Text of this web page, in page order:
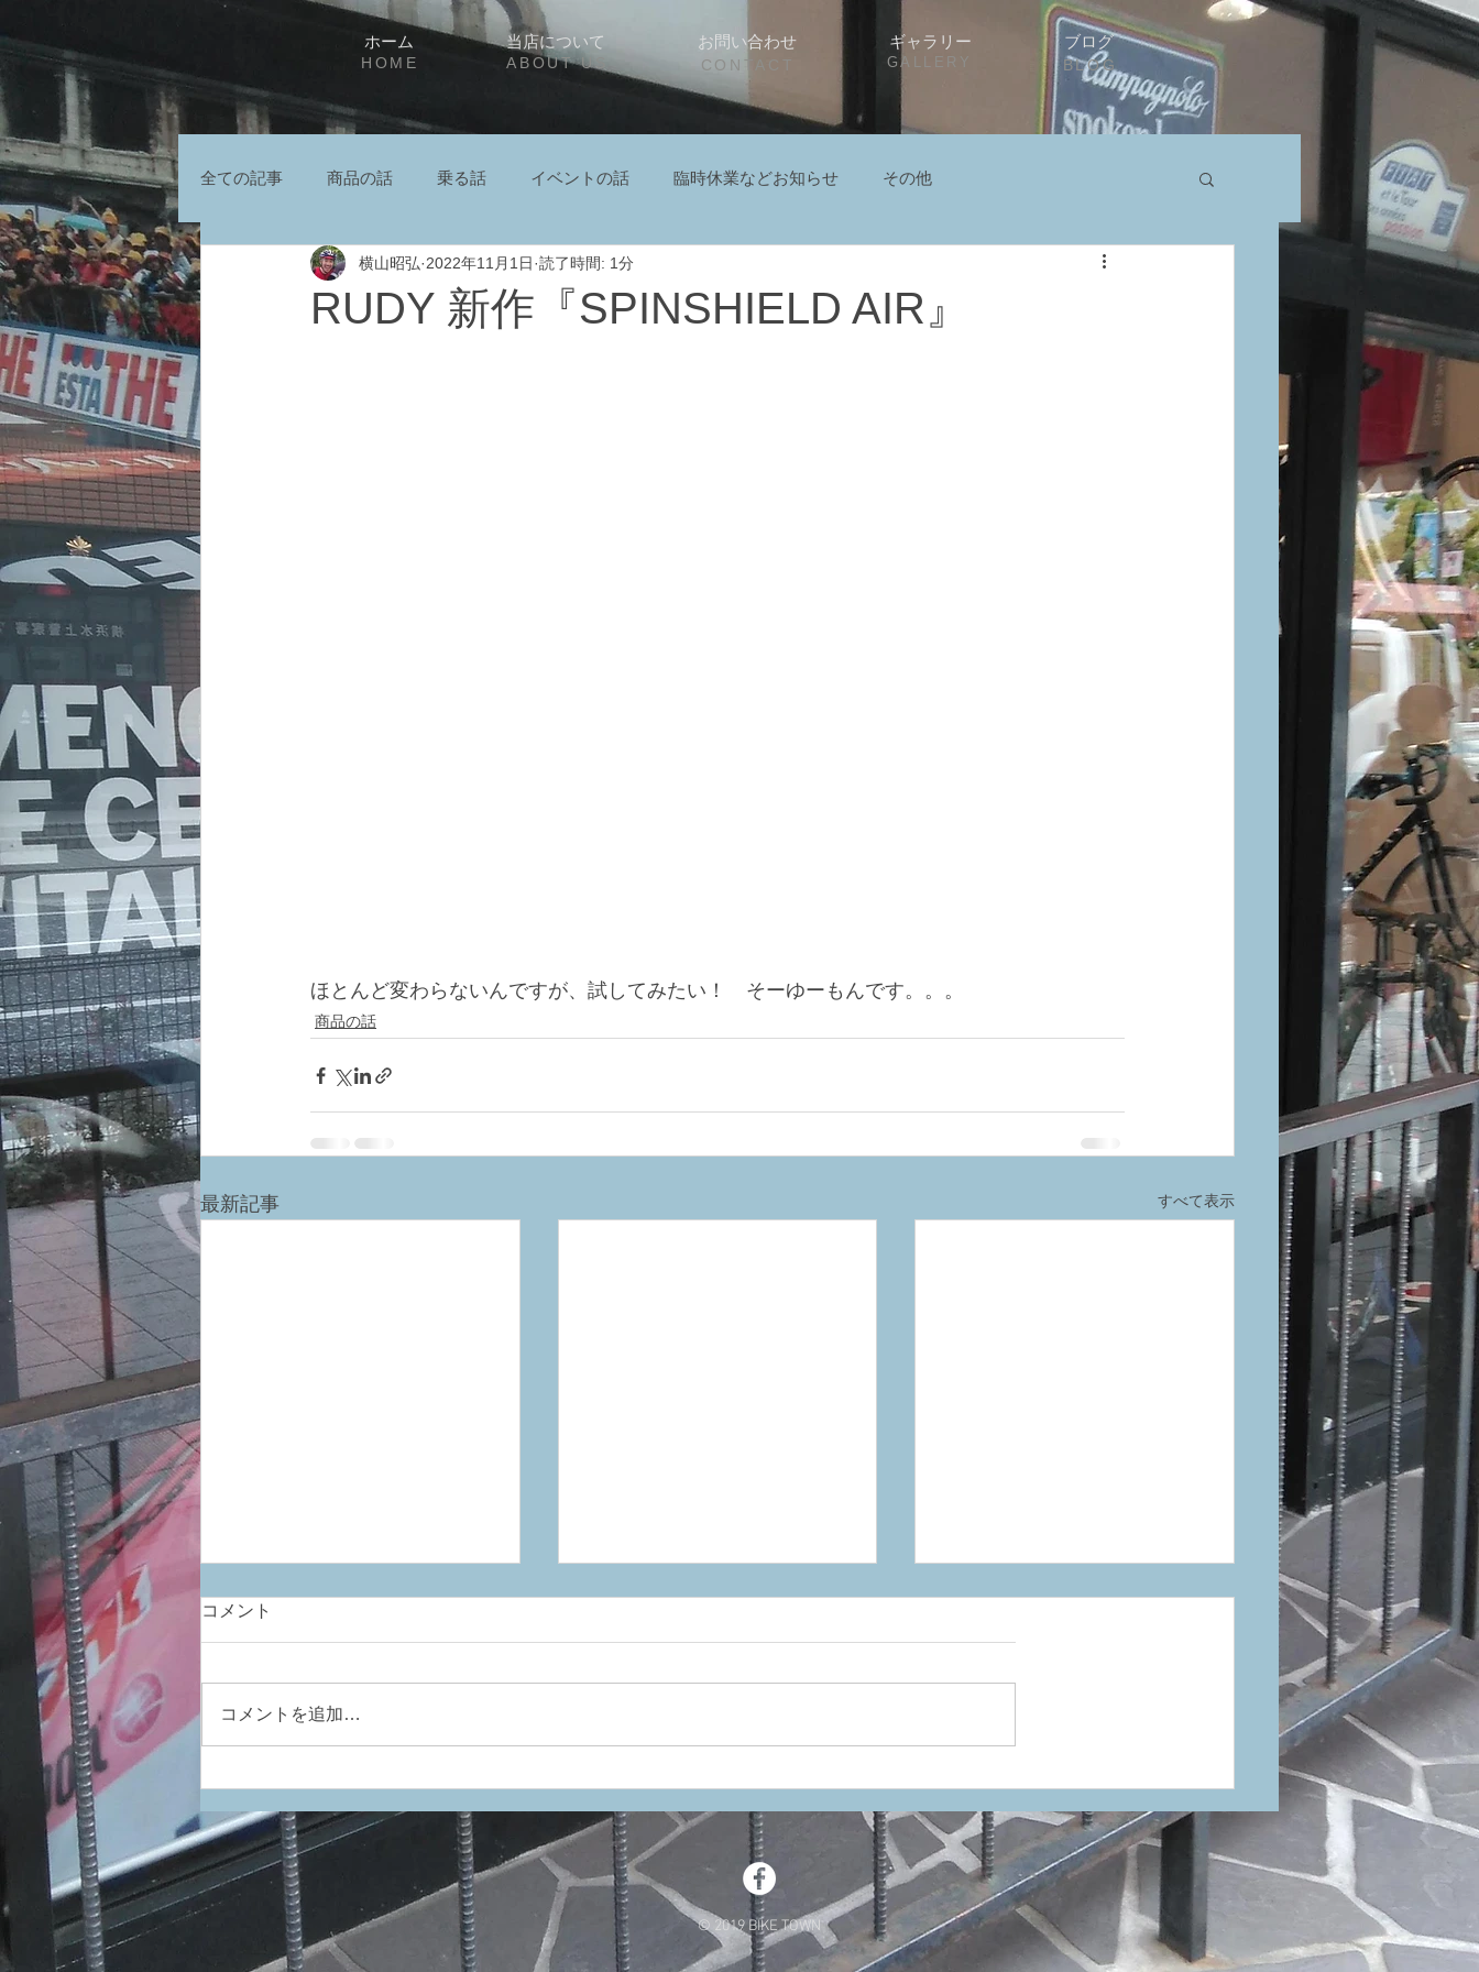
ホーム 当店について お問い合わせ ギャラリー ブログ
HOME ABOUT US GALLERY
CONTACT BLOG
全ての記事 商品の話 乗る話 イベントの話 臨時休業などお知らせ その他
RUDY 新作『SPINSHIELD AIR』
横山昭弘 2022年11月1日 読了時間: 1分
ほとんど変わらないんですが、試してみたい！　そーゆーもんです。。。
商品の話
最新記事 すべて表示
ひっそりと最新
つ、再び・・
KASK「PROTONE ICON」
今週末、待望の入荷。
コメント
コメントを追加…
© 2019 BIKE TOWN